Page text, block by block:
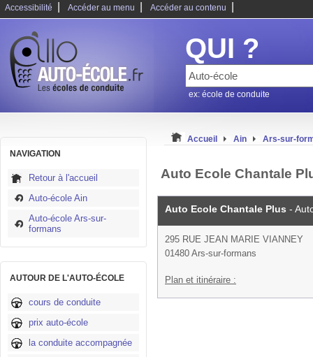
Accessibilité Accéder au menu Accéder au contenu
QUI ?
ex: école de conduite
NAVIGATION
Retour à l'accueil
Auto-école Ain
Auto-école Ars-sur-
formans
AUTOUR DE L'AUTO-ÉCOLE
cours de conduite
prix auto-école
la conduite accompagnée
Accueil Ain Ars-sur-
Auto Ecole Chantale
Auto Ecole Chantale Plus -
295 RUE JEAN MARIE VIANNEY
01480 Ars-sur-formans
Plan et itinéraire :